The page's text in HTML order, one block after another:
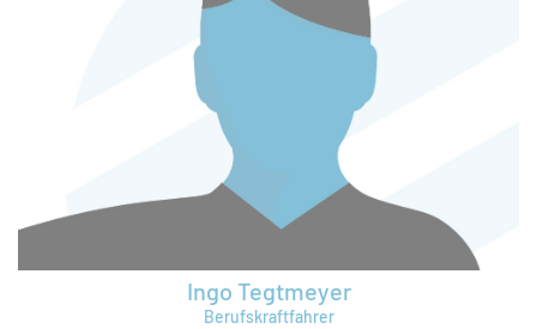
paul.joehrendt@bruening-group.de
Ingo Tegtmeyer
Berufskraftfahrer